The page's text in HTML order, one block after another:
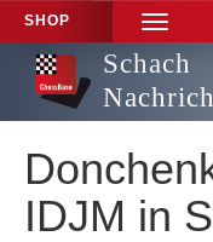
SHOP
TOGGLE
Schach
IDJM in